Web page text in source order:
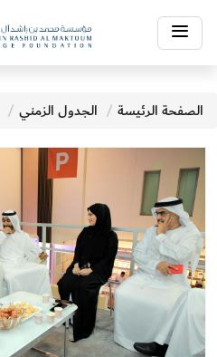
Toggle
navigation
الصفحة الرئيسة الجدول الزمني